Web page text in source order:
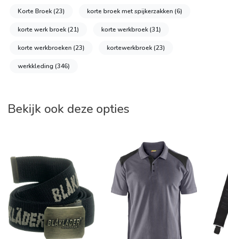
Korte Broek(23) korte broek met spijkerzakken (6)
korte werk broek(21) korte werkbroek(31)
korte werkbroeken (23) kortewerkbroek(23)
werkkleding (346)
Bekijk ook deze opties